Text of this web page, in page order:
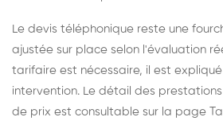
Le devis téléphonique reste une
ajustée sur place selon l'évaluation
tarifaire est nécessaire, il est
intervention. Le détail des
de prix est consultable sur la page